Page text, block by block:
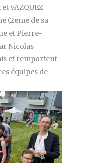
VAZQUEZ
(2eme de sa
et Pierre-
Nicolas
et remportent
équipes de